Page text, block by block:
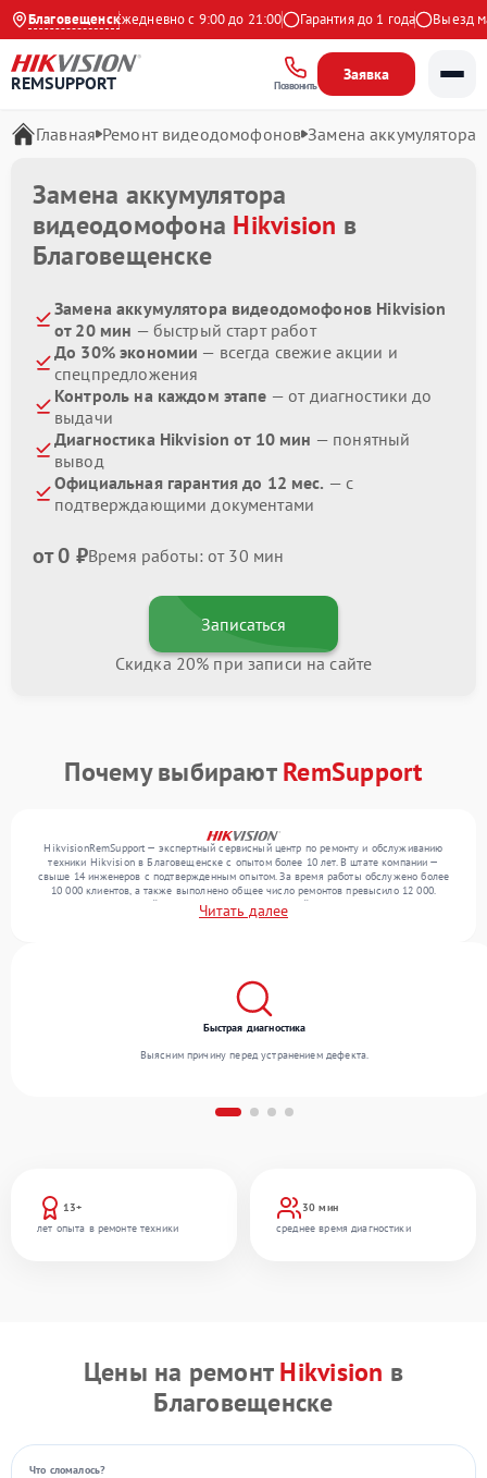
Благовещенск
на Яндекс Ежедневно с 9:00 до 21:00 Гарантия до 1 года Выезд
REMSUPPORT Позвонить
Заявка
Главная Ремонт видеодомофонов Замена аккумулятора
Замена аккумулятора
видеодомофона Hikvision в
Благовещенске
Замена аккумулятора видеодомофонов Hikvision
от 20 мин — быстрый старт работ
До 30% экономии — всегда свежие акции и
спецпредложения
Контроль на каждом этапе — от диагностики до
выдачи
Диагностика Hikvision от 10 мин — понятный
вывод
Официальная гарантия до 12 мес. — с
подтверждающими документами
от 0 ₽Время работы: от 30 мин
Записаться
Скидка 20% при записи на сайте
Почему выбираютRemSupport
HikvisionRemSupport — экспертный сервисный центр по ремонту и обслуживанию
техники Hikvision в Благовещенске с опытом более 10 лет. В штате компании —
свыше 14 инженеров с подтвержденным опытом. За время работы обслужено более
10 000 клиентов, а также выполнено общее число ремонтов превысило 12 000.
Ежемесячно в сервисный центр поступает от 300 устройств, включая , , . Мы работаем
с широким спектром неисправностей и гарантируем высокое качество обслуживания
Читать далее
13+
лет опыта в ремонте техники
30 мин
среднее время диагностики
Быстрая диагностика
Выясним причину перед устранением дефекта.
Цены на ремонтHikvision в
Благовещенске
Что сломалось?